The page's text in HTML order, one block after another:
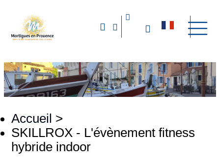
Accueil >
SKILLROX - L'évènement fitness
hybride indoor